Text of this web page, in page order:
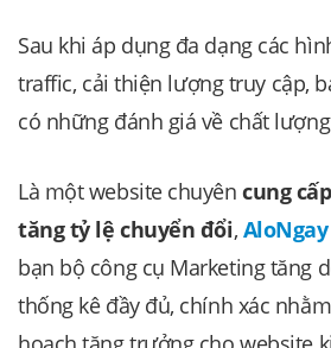
Sau khi áp dụng đa dạng các
traffic, cải thiện lượng truy cập,
có những đánh giá về chất
Là một website chuyêncung
tăng tỷ lệ chuyển đổi, AloNgay
bạn bộ công cụ Marketing tăng
thống kê đầy đủ, chính xác